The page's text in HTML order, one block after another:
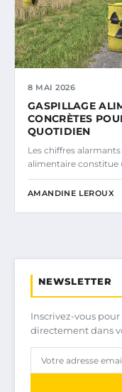
8 MAI 2026
GASPILLAGE
CONCRÈTES
QUOTIDIEN
Les chiffres
alimentaire constitue
AMANDINE LEROUX
NEWSLETTER
Inscrivez-vous
directement dans